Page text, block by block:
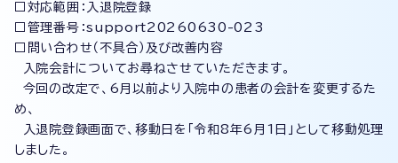
□対応範囲：入退院登録
□管理番号：support20260630-023
□問い合わせ（不具合）及び改善内容
入院会計についてお尋ねさせていただきます。
今回の改定で、6月以前より入院中の患者の会計を変更するた
め、
入退院登録画面で、移動日を「令和8年6月1日」として移動処理
しました。